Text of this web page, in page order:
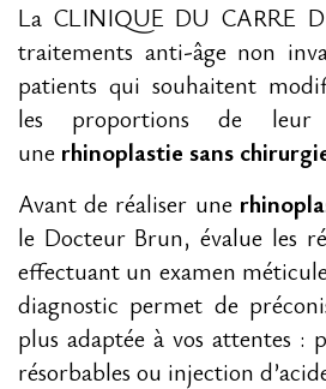
La CLINIQUE DU CARRE
traitements anti-âge non
patients qui souhaitent
les proportions de leur
une rhinoplastie sans
Avant de réaliser une
le Docteur Brun, évalue les
effectuant un examen
diagnostic permet de
plus adaptée à vos attentes :
résorbables ou injection